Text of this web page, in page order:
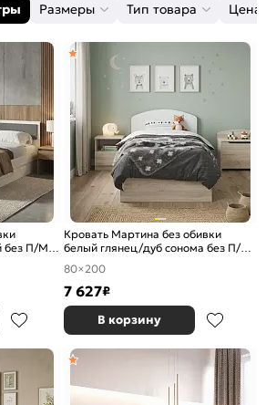
Размеры Тип товара Цена
без П/М
Кровать Мартина без обивки
белый глянец/дуб сонома без П/М
800x2000, изголовье жесткое
80×200
7 627₽
В корзину